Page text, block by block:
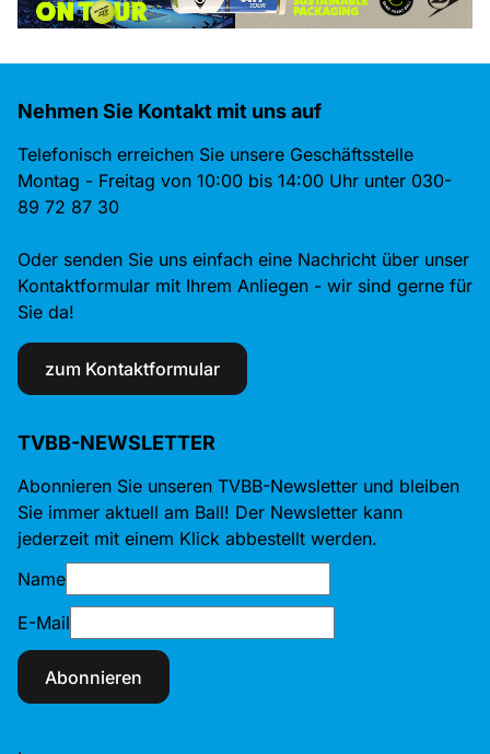
Nehmen Sie Kontakt mit uns auf
Telefonisch erreichen Sie unsere Geschäftsstelle
Montag - Freitag von 10:00 bis 14:00 Uhr unter 030-
89 72 87 30
Oder senden Sie uns einfach eine Nachricht über unser
Kontaktformular mit Ihrem Anliegen - wir sind gerne für
Sie da!
zum Kontaktformular
TVBB-NEWSLETTER
Abonnieren Sie unseren TVBB-Newsletter und bleiben
Sie immer aktuell am Ball! Der Newsletter kann
jederzeit mit einem Klick abbestellt werden.
Name
E-Mail
Abonnieren